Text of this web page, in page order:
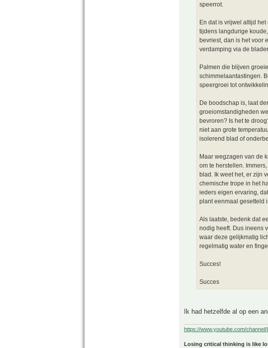
speerrot.
En dat is vrijwel altijd
tijdens langdurige
bevriest, dan is het voor
verdamping via de
Palmen die blijven
schimmelaantastingen.
speergroei tot
De boodschap is, laat
groeiomstandigheden
bevroren? Is het te
niet aan grote
isolerend blad of
Maar wegzagen van de
om te herstellen.
blad. Ik weet het, er zijn
chemische trope in het
ieders eigen ervaring,
plant eenmaal gesetteld
Als laatste, bedenk dat
nodig heeft. Dus ineens
waar deze gelijkmatig
regelmatig water en
Succes!
Succes
Ik had hetzelfde al op een
https://www.youtube.com/
Losing critical thinking is like